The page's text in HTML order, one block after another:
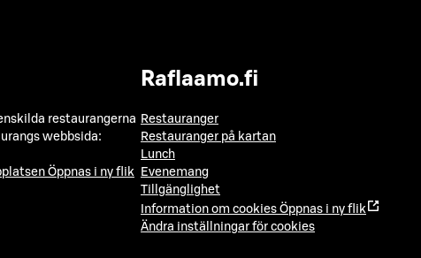
restaurangerna
webbsida:
Öppnas i ny flik
Raflaamo.fi
Restauranger
Restauranger på kartan
Lunch
Evenemang
Tillgänglighet
Information om cookies Öppnas i ny flik
Ändra inställningar för cookies